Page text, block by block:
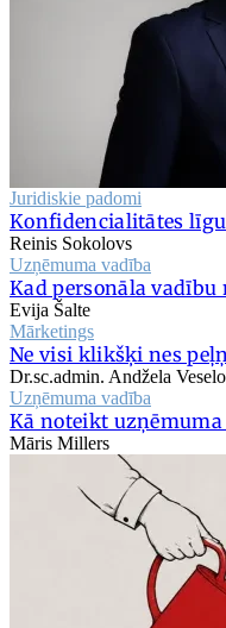
Juridiskie padomi
Konfidencialitātes
Reinis Sokolovs
Uzņēmuma vadība
Kad personāla
Evija Šalte
Mārketings
Ne visi klikšķi nes
Dr.sc.admin. Andžela
Uzņēmuma vadība
Kā noteikt
Māris Millers